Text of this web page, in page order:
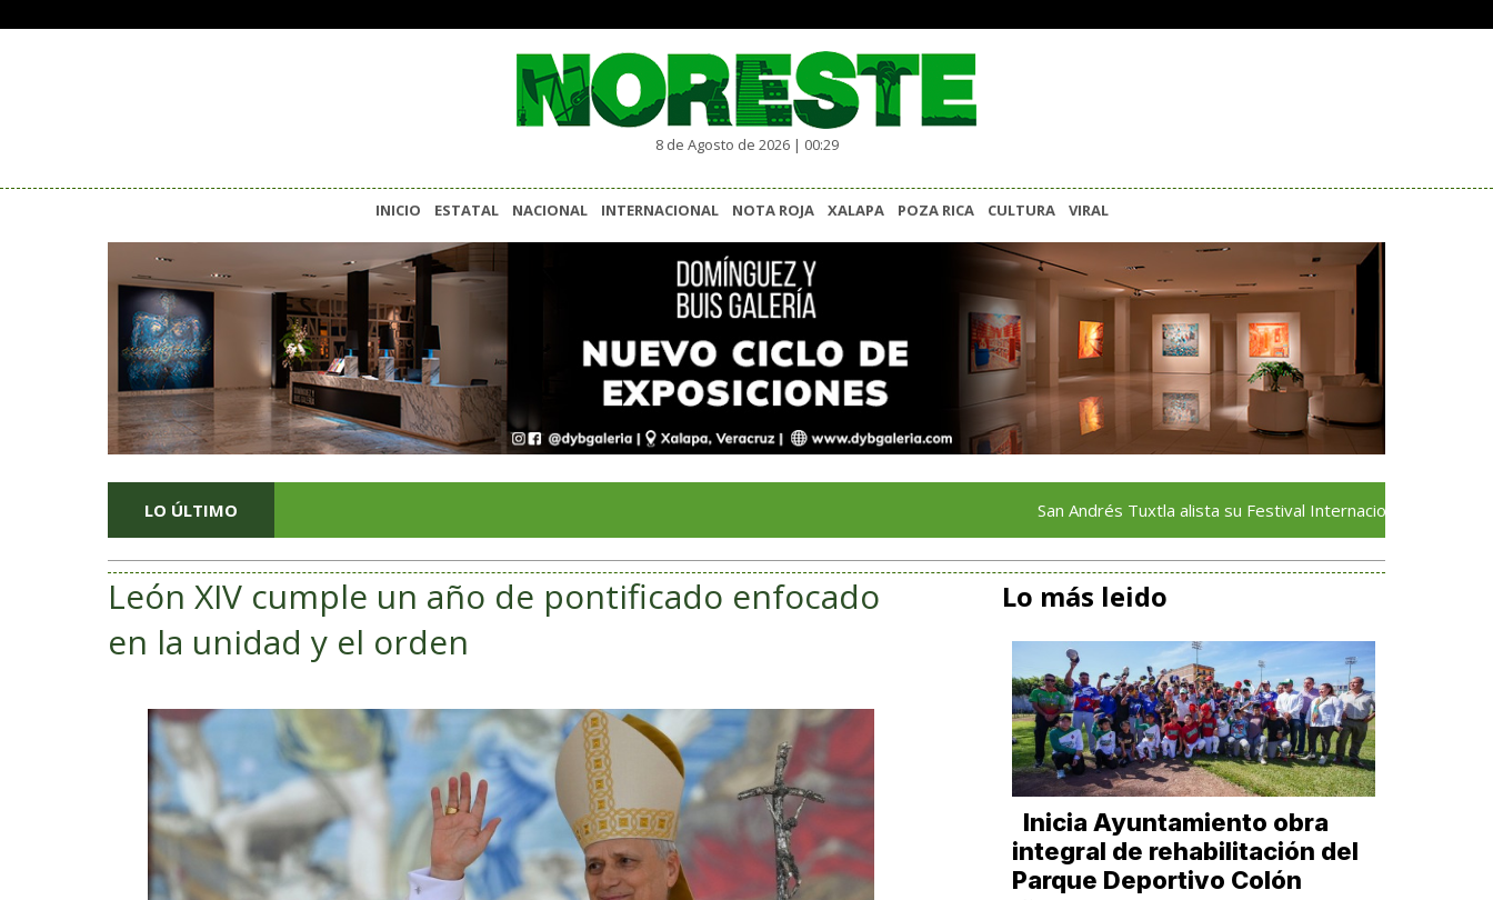
8 de Agosto de 2026 | 00:29
INICIO ESTATAL NACIONAL INTERNACIONAL NOTA ROJA XALAPA POZA RICA CULTURA VIRAL
LO ÚLTIMO San Andrés Tuxtla alista su Festival Internacional de Globos de Papel
León XIV cumple un año de pontificado enfocado
en la unidad y el orden
Lo más leido
Inicia Ayuntamiento obra
integral de rehabilitación del
Parque Deportivo Colón